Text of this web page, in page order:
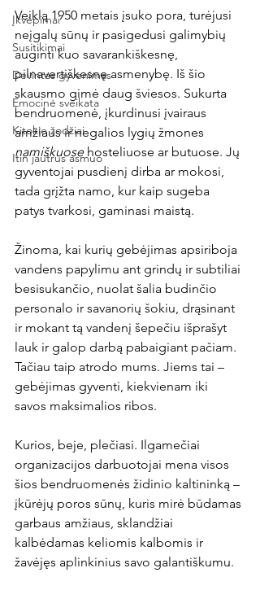
Įkvėpimai
Susitikimai
Devintas gyvenimas
Emocinė sveikata
Kitokie žodžiai
Itin jautrus asmuo
Veiklą 1950 metais įsuko pora, turėjusi
neįgalų sūnų ir pasigedusi galimybių
auginti kuo savarankiškesnę,
pilnavertiškesnę asmenybę. Iš šio
skausmo gimė daug šviesos. Sukurta
bendruomenė, įkurdinusi įvairaus
amžiaus ir negalios lygių žmones
namiškuose hosteliuose ar butuose. Jų
gyventojai pusdienį dirba ar mokosi,
tada grįžta namo, kur kaip sugeba
patys tvarkosi, gaminasi maistą.
Žinoma, kai kurių gebėjimas apsiriboja
vandens papylimu ant grindų ir subtiliai
besisukančio, nuolat šalia budinčio
personalo ir savanorių šokiu, drąsinant
ir mokant tą vandenį šepečiu išprašyt
lauk ir galop darbą pabaigiant pačiam.
Tačiau taip atrodo mums. Jiems tai –
gebėjimas gyventi, kiekvienam iki
savos maksimalios ribos.
Kurios, beje, plečiasi. Ilgamečiai
organizacijos darbuotojai mena visos
šios bendruomenės židinio kaltininką –
įkūrėjų poros sūnų, kuris mirė būdamas
garbaus amžiaus, sklandžiai
kalbėdamas keliomis kalbomis ir
žavėjęs aplinkinius savo galantiškumu.